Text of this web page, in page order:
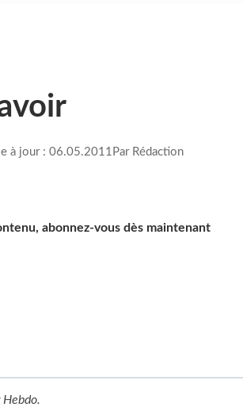
à jour : 06.05.2011 Par Rédaction
abonnez-vous dès maintenant
Hebdo.